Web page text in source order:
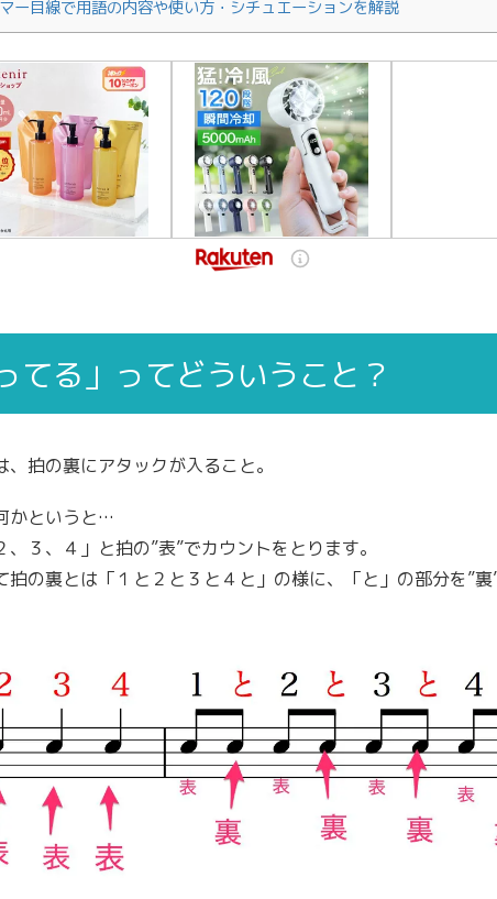
ー目線で用語の内容や使い方・シチュエーションを解説
てる」ってどういうこと？
、拍の裏にアタックが入ること。
かというと…
、３、４」と拍の”表”でカウントをとります。
拍の裏とは「１と２と３と４と」の様に、「と」の部分を”裏